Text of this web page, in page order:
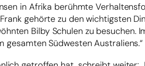
in Afrika berühmte
gehörte zu den wichtigsten
Bilby Schulen zu besuchen.
gesamten Südwesten Australiens.“